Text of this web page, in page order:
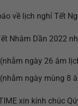
về lịch nghỉ Tết
Nhâm Dần 2022
ngày 26 âm
ngày mùng 8
xin kính chúc